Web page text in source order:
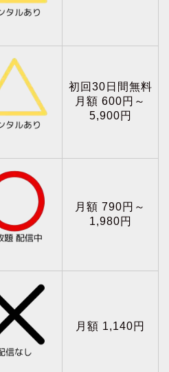
初回30日間無料
月額 600円～
5,900円
月額 790円～
1,980円
月額 1,140円